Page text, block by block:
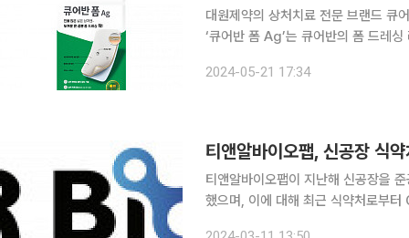
대원제약의 상처치료 전문 브랜드 큐
‘큐어반 폼 Ag’는 큐어반의 폼 드레싱
께의 제품이다. 은-활성탄 복합체로
2024-05-21 17:34
티앤알바이오팹이 지난해 신공장을
했으며, 이에 대해 최근 식약처로부터 GMP